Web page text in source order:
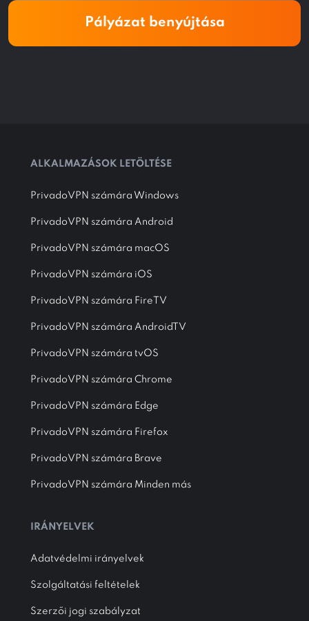
Pályázat benyújtása
ALKALMAZÁSOK LETÖLTÉSE
PrivadoVPN számára Windows
PrivadoVPN számára Android
PrivadoVPN számára macOS
PrivadoVPN számára iOS
PrivadoVPN számára FireTV
PrivadoVPN számára AndroidTV
PrivadoVPN számára tvOS
PrivadoVPN számára Chrome
PrivadoVPN számára Edge
PrivadoVPN számára Firefox
PrivadoVPN számára Brave
PrivadoVPN számára Minden más
IRÁNYELVEK
Adatvédelmi irányelvek
Szolgáltatási feltételek
Szerzői jogi szabályzat